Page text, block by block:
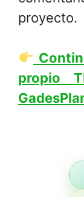
proyecto.
propio